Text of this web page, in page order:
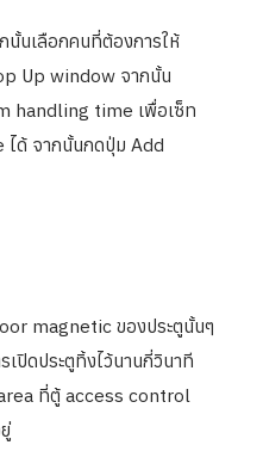
นเลือกคนที่ต้องการให้
Up window จากนั้น
handling time เพื่อเซ็ท
ได้ จากนั้นกดปุ่ม Add
magnetic ของประตูนั้นๆ
เปิดประตูทิ้งไว้นานกี่วินาที
ที่ตู้ access control